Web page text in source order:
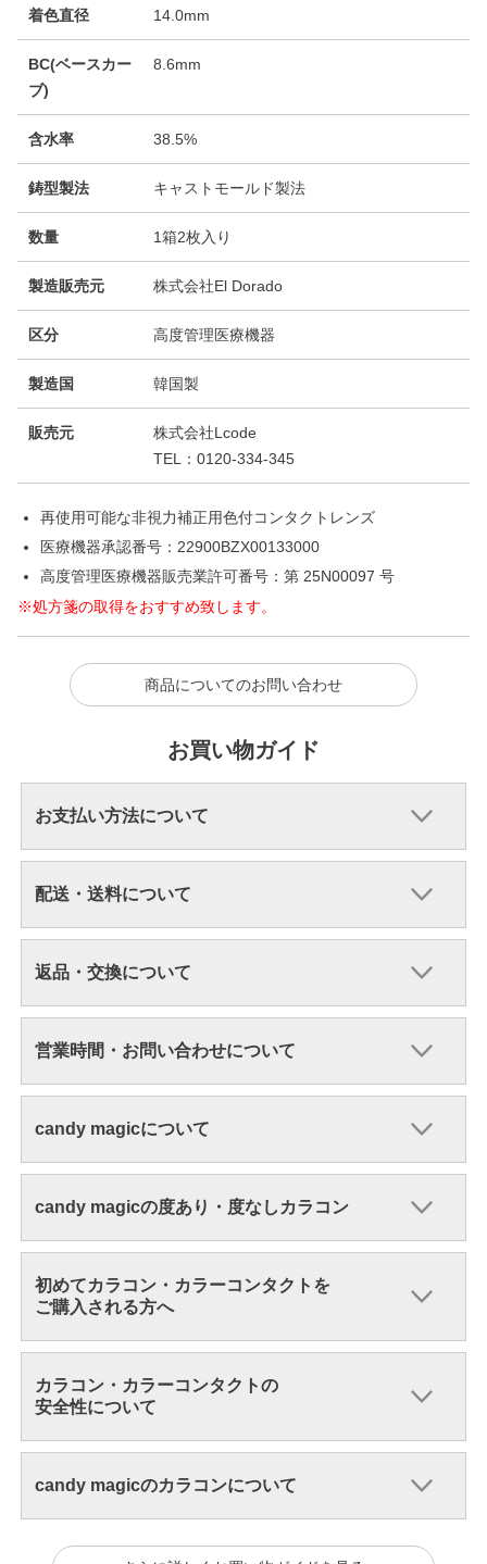
着色直径 14.0mm
BC(ベースカー
ブ)
8.6mm
含水率 38.5%
鋳型製法 キャストモールド製法
数量 1箱2枚入り
製造販売元 株式会社El Dorado
区分 高度管理医療機器
製造国 韓国製
販売元
株式会社Lcode
TEL：0120-334-345
再使用可能な非視力補正用色付コンタクトレンズ
医療機器承認番号：22900BZX00133000
高度管理医療機器販売業許可番号：第 25N00097 号
※処方箋の取得をおすすめ致します。
商品についてのお問い合わせ
お買い物ガイド
お支払い方法について
配送・送料について
返品・交換について
営業時間・お問い合わせについて
candy magicについて
candy magicの度あり・度なしカラコン
初めてカラコン・カラーコンタクトを
ご購入される方へ
カラコン・カラーコンタクトの
安全性について
candy magicのカラコンについて